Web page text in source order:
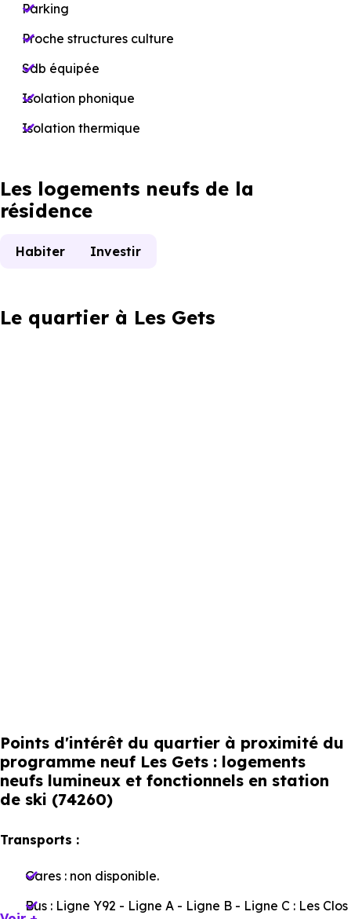
Parking
Proche structures culture
Sdb équipée
Isolation phonique
Isolation thermique
Les logements neufs de la
résidence
Habiter Investir
Le quartier à Les Gets
Points d'intérêt du quartier à proximité du
programme neuf Les Gets : logements
neufs lumineux et fonctionnels en station
de ski (74260)
Transports :
Gares : non disponible.
Bus : Ligne Y92 - Ligne A - Ligne B - Ligne C : Les Clos